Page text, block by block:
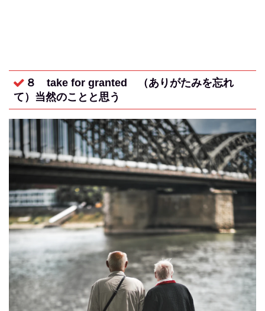
８ take for granted （ありがたみを忘れ
て）当然のことと思う